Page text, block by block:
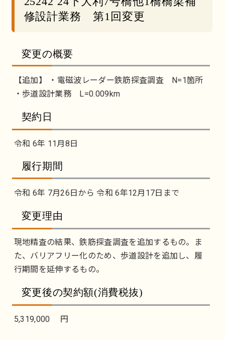
修設計業務 第1回変更
変更の概要
【追加】 ・電磁波レーダー鉄筋探査調査 N=1箇所
・歩道設計業務 L=0.009km
契約日
令和 6年 11月8日
履行期間
令和 6年 7月26日から 令和 6年12月17日まで
変更理由
現地精査の結果、鉄筋探査調査を追加するもの。ま
た、バリアフリー化のため、歩道設計を追加し、履
行期間を延伸するもの。
変更後の契約額(消費税抜)
5,319,000 円